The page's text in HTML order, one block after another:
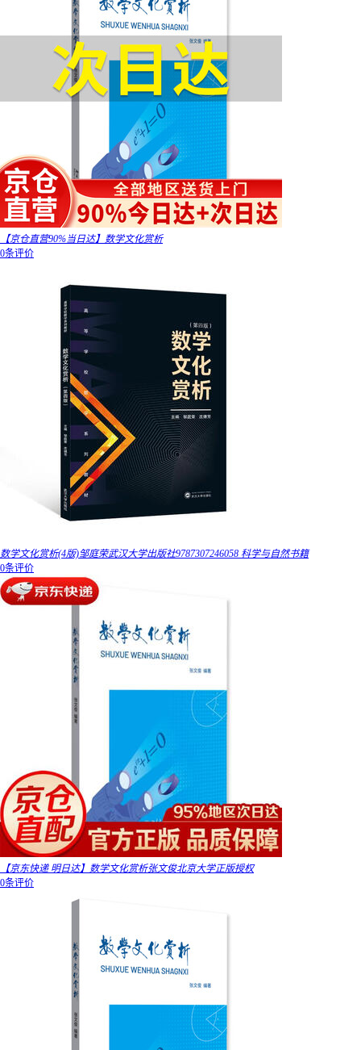
【京仓直营90%当日达】数学文化赏析
0条评价
数学文化赏析(4版)邹庭荣武汉大学出版社9787307246058 科学与自然书籍
0条评价
【京东快递 明日达】数学文化赏析张文俊北京大学正版授权
0条评价